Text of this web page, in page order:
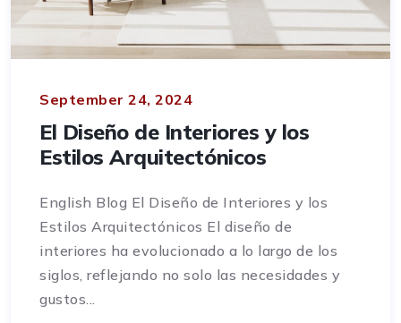
September 24, 2024
El Diseño de Interiores y los
Estilos Arquitectónicos
English Blog El Diseño de Interiores y los
Estilos Arquitectónicos El diseño de
interiores ha evolucionado a lo largo de los
siglos, reflejando no solo las necesidades y
gustos...